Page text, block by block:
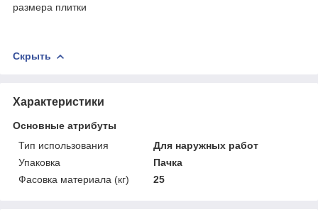
размера плитки
Скрыть
Характеристики
Основные атрибуты
Тип использования
Для наружных работ
Упаковка
Пачка
Фасовка материала (кг)
25